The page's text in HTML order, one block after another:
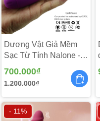
y tế cao cấp mềm mại
giãn giải tỏa mọi bao
Dương Vật Giả Mềm
Sạc Từ Tính Nalone -
700.000₫
1.200.000₫
- 11%